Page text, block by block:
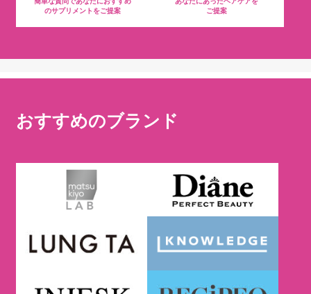
のサプリメントをご提案
ご提案
おすすめのブランド